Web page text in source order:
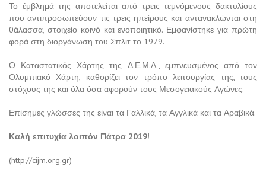
Το έμβλημά της αποτελείται από τρεις τεμνόμενους δακτυλίους
που αντιπροσωπεύουν τις τρεις ηπείρους και αντανακλώνται στη
θάλασσα, στοιχείο κοινό και ενοποιητικό. Εμφανίστηκε για πρώτη
φορά στη διοργάνωση του Σπλιτ το 1979.
Ο Καταστατικός Χάρτης της Δ.Ε.Μ.Α., εμπνευσμένος από τον
Ολυμπιακό Χάρτη, καθορίζει τον τρόπο λειτουργίας της, τους
στόχους της και όλα όσα αφορούν τους Μεσογειακούς Αγώνες.
Επίσημες γλώσσες της είναι τα Γαλλικά, τα Αγγλικά και τα Αραβικά.
Καλή επιτυχία λοιπόν Πάτρα 2019!
(http://cijm.org.gr)